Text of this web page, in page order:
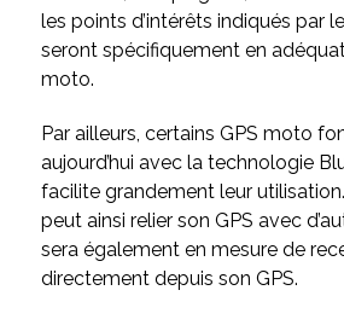
les points d’intérêts indiqués par
seront spécifiquement en
moto.
Par ailleurs, certains GPS moto
aujourd’hui avec la technologie
facilite grandement leur
peut ainsi relier son GPS avec
sera également en mesure de
directement depuis son GPS.